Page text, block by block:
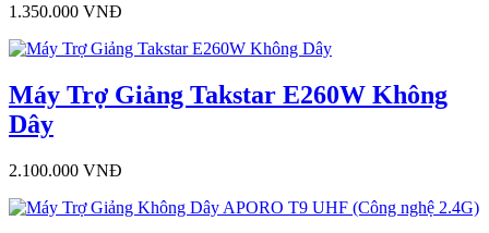
1.350.000 VNĐ
Máy Trợ Giảng Takstar E260W Không
Dây
2.100.000 VNĐ